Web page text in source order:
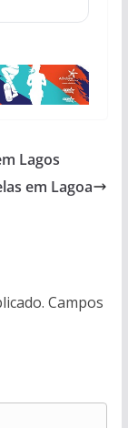
Lagos
em Lagoa
Campos